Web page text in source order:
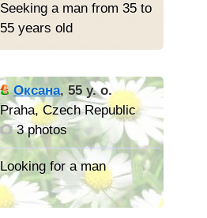
Seeking a man from 35 to
55 years old
Oксана, 55 y. o.
Praha, Czech Republic
3 photos